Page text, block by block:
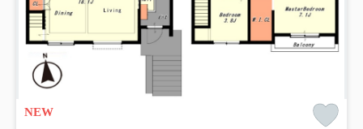
NEW